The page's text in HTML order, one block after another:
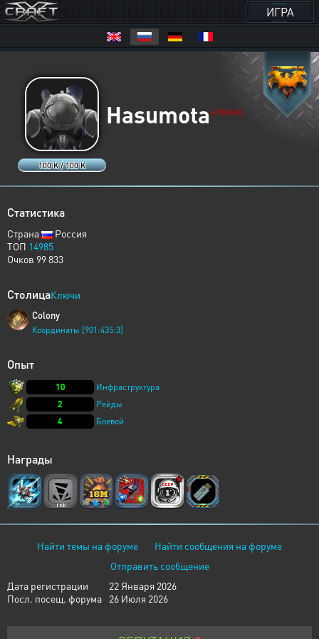
ИГРА
100 K / 100 K
Hasumota HUMANS
Статистика
Страна
Россия
ТОП 14985
Очков 99 833
СтолицаКлючи
Colony
Координаты [901:435:3]
Опыт
10
Инфраструктура
2
Рейды
4
Боевой
Награды
Найти темы на форуме
Найти сообщения на форуме
Отправить сообщение
Дата регистрации
22 Января 2026
Посл. посещ. форума
26 Июля 2026